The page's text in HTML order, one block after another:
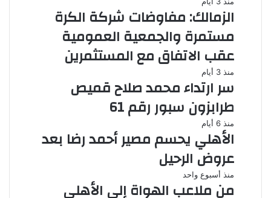
الزمالك: مفاوضات شركة الكرة
مستمرة والجمعية العمومية
عقب الاتفاق مع المستثمرين
منذ 3 أيام
سر ارتداء محمد صلاح قميص
طرابزون سبور رقم 61
منذ 6 أيام
الأهلي يحسم مصير أحمد رضا بعد
عروض الرحيل
منذ أسبوع واحد
من ملاعب الهواة إلى الأهلي